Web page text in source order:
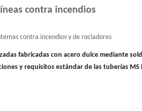
contra incendios
contra incendios y de rociadores
fabricadas con acero dulce mediante
y requisitos estándar de las tuberías MS